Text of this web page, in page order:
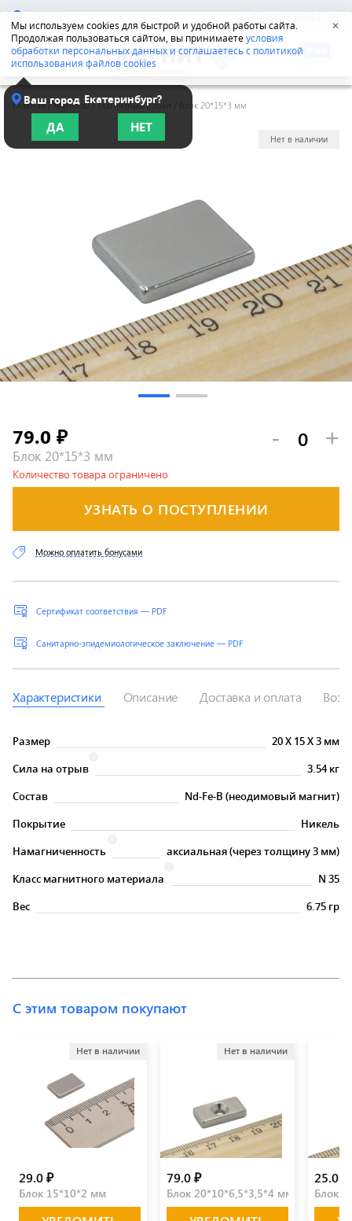
Мы используем cookies для быстрой и удобной работы сайта.
Продолжая пользоваться сайтом, вы принимаетеусловия
обработки персональных данных и соглашаетесь с политикой
использования файлов cookies
✕
Иркутск 8-800-555-42-96
Ваш город Екатеринбург?
ДА НЕТ
Главная /Магниты/Магнитные блоки Блок 20*15*3 мм
Нет в наличии
Блок 20*15*3 мм
79.0 ₽ - +
УЗНАТЬ О ПОСТУПЛЕНИИ
Количество товара ограничено
Сертификат соответствия — PDF
Санитарно-эпидемиологическое заключение — PDF
Можно оплатить бонусами
Характеристики Описание Доставка и оплата
Размер 20X 15X3 мм
Сила на отрыв
3.54 кг
Состав
Nd-Fe-B (неодимовый магнит)
Покрытие
Никель
Намагниченность
аксиальная (через толщину 3 мм)
Класс магнитного материала
N 35
Вес
6.75 гр
С этим товаром покупают
Нет в наличии
29.0 ₽
Блок 15*10*2 мм
Нет в наличии
79.0 ₽
Блок 20*10*6,5*3,5*4 мм
25.0 ₽
Блок